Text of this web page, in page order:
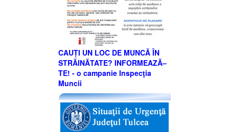
CAUȚI UN LOC DE MUNCĂ ÎN
STRĂINĂTATE? INFORMEAZĂ–
TE! - o campanie Inspecţia
Muncii